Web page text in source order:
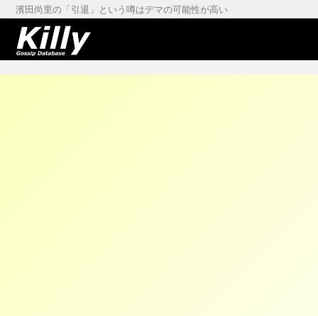
濱田尚里の「引退」という噂はデマの可能性が高い